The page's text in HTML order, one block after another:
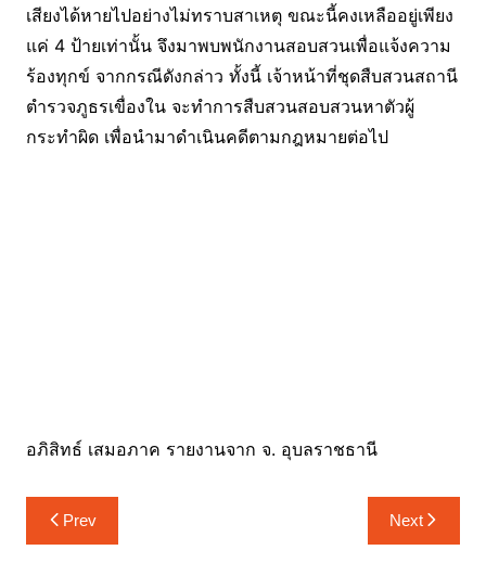
เสียงได้หายไปอย่างไม่ทราบสาเหตุ ขณะนี้คงเหลืออยู่เพียง
แค่ 4 ป้ายเท่านั้น จึงมาพบพนักงานสอบสวนเพื่อแจ้งความ
ร้องทุกข์ จากกรณีดังกล่าว ทั้งนี้ เจ้าหน้าที่ชุดสืบสวนสถานี
ตำรวจภูธรเขื่องใน จะทำการสืบสวนสอบสวนหาตัวผู้
กระทำผิด เพื่อนำมาดำเนินคดีตามกฎหมายต่อไป
อภิสิทธ์ เสมอภาค รายงานจาก จ. อุบลราชธานี
แนะแนว
เรื่อง
Prev Next